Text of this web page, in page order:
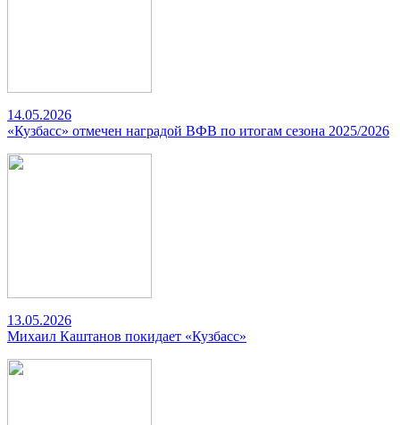
14.05.2026
«Кузбасс» отмечен наградой ВФВ по итогам сезона 2025/2026
13.05.2026
Михаил Каштанов покидает «Кузбасс»